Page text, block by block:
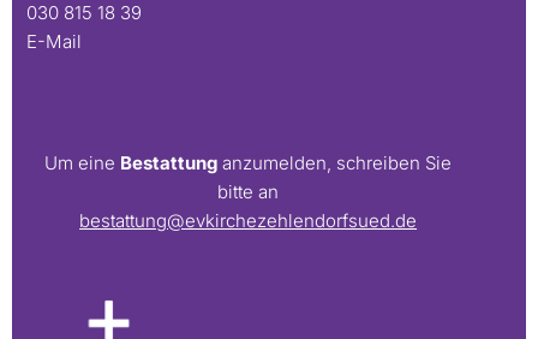
030 815 18 39
E-Mail
Um eine Bestattung anzumelden, schreiben Sie
bitte an
bestattung@evkirchezehlendorfsued.de